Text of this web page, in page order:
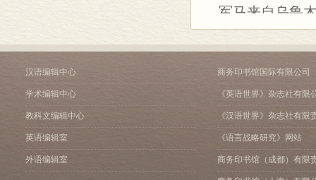
第三节 寻找赤谷城 / 102
第一节 张骞之路 / 114
第二节 边疆家园 / 125
第六章
大漠西风 / 145
第一节 龟兹梵境 / 146
第七章
西域唐韵 / 173
军马来自乌鲁
的军马。乌鲁
阻隔，这些军
答案，只是意
天山脚下从
疑问。在清代
过一个离奇的
汉语编辑中心
学术编辑中心
教科文编辑中心
英语编辑室
外语编辑室
商务印书馆国际有限公司
《英语世界》杂志社有限
《汉语世界》杂志社有限
《语言战略研究》网站
商务印书馆（成都）有限